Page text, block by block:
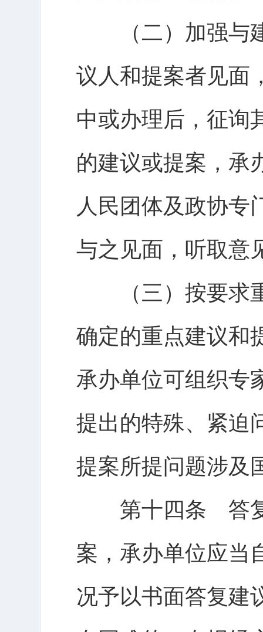
（二）加强与建
议人和提案者见面
中或办理后，征询
的建议或提案，承
人民团体及政协专
与之见面，听取意
（三）按要求重
确定的重点建议和
承办单位可组织专
提出的特殊、紧迫
提案所提问题涉及
第十四条 答复
案，承办单位应当
况予以书面答复建